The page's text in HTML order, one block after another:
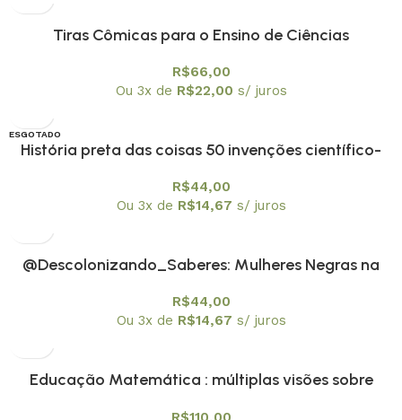
Tiras Cômicas para o Ensino de Ciências
R$66,00
Ou 3x de R$22,00 s/ juros
ESGOTADO
História preta das coisas 50 invenções científico-
R$44,00
Ou 3x de R$14,67 s/ juros
@Descolonizando_Saberes: Mulheres Negras na
R$44,00
Ou 3x de R$14,67 s/ juros
Educação Matemática : múltiplas visões sobre